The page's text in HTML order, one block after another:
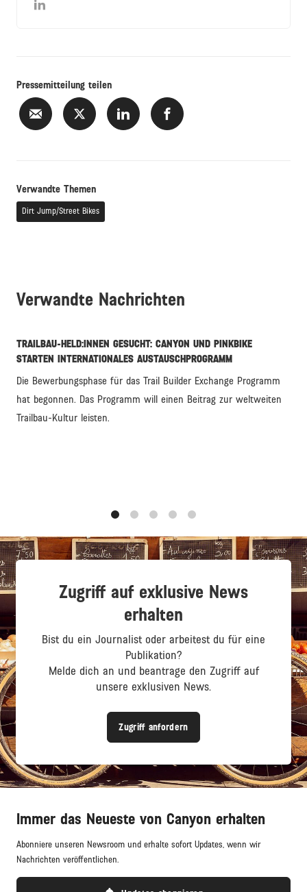
Pressemitteilung teilen
Verwandte Themen
Dirt Jump/Street Bikes
Verwandte Nachrichten
TRAILBAU-HELD:INNEN GESUCHT: CANYON UND PINKBIKE
STARTEN INTERNATIONALES AUSTAUSCHPROGRAMM
Die Bewerbungsphase für das Trail Builder Exchange Programm
hat begonnen. Das Programm will einen Beitrag zur weltweiten
Trailbau-Kultur leisten.
Zugriff auf exklusive News
erhalten
Bist du ein Journalist oder arbeitest du für eine
Publikation?
Melde dich an und beantrage den Zugriff auf
unsere exklusiven News.
Zugriff anfordern
Immer das Neueste von Canyon erhalten
Abonniere unseren Newsroom und erhalte sofort Updates, wenn wir
Nachrichten veröffentlichen.